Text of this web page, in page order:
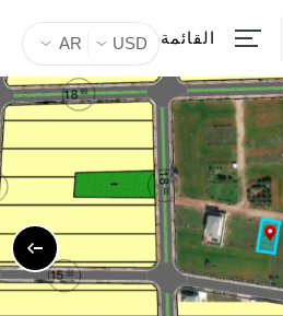
القائمة AR USD